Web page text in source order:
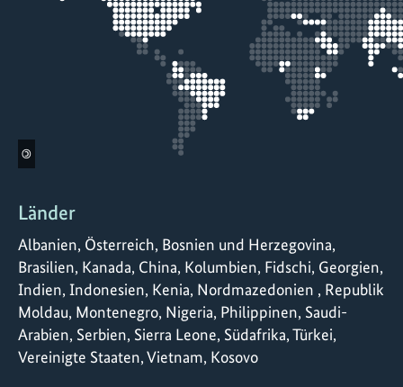
©
Länder
Albanien, Österreich, Bosnien und Herzegovina,
Brasilien, Kanada, China, Kolumbien, Fidschi, Georgien,
Indien, Indonesien, Kenia, Nordmazedonien , Republik
Moldau, Montenegro, Nigeria, Philippinen, Saudi-
Arabien, Serbien, Sierra Leone, Südafrika, Türkei,
Vereinigte Staaten, Vietnam, Kosovo